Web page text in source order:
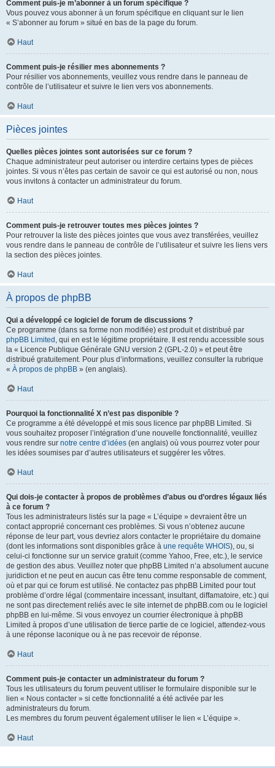
Comment puis-je m’abonner à un forum spécifique ?
Vous pouvez vous abonner à un forum spécifique en cliquant sur le lien
« S’abonner au forum » situé en bas de la page du forum.
Haut
Comment puis-je résilier mes abonnements ?
Pour résilier vos abonnements, veuillez vous rendre dans le panneau de
contrôle de l’utilisateur et suivre le lien vers vos abonnements.
Haut
Pièces jointes
Quelles pièces jointes sont autorisées sur ce forum ?
Chaque administrateur peut autoriser ou interdire certains types de pièces
jointes. Si vous n’êtes pas certain de savoir ce qui est autorisé ou non, nous
vous invitons à contacter un administrateur du forum.
Haut
Comment puis-je retrouver toutes mes pièces jointes ?
Pour retrouver la liste des pièces jointes que vous avez transférées, veuillez
vous rendre dans le panneau de contrôle de l’utilisateur et suivre les liens vers
la section des pièces jointes.
Haut
À propos de phpBB
Qui a développé ce logiciel de forum de discussions ?
Ce programme (dans sa forme non modifiée) est produit et distribué par
phpBB Limited , qui en est le légitime propriétaire. Il est rendu accessible sous
la « Licence Publique Générale GNU version 2 (GPL-2.0) » et peut être
distribué gratuitement. Pour plus d’informations, veuillez consulter la rubrique
« À propos de phpBB » (en anglais).
Haut
Pourquoi la fonctionnalité X n’est pas disponible ?
Ce programme a été développé et mis sous licence par phpBB Limited. Si
vous souhaitez proposer l’intégration d’une nouvelle fonctionnalité, veuillez
vous rendre sur notre centre d’idées (en anglais) où vous pourrez voter pour
les idées soumises par d’autres utilisateurs et suggérer les vôtres.
Haut
Qui dois-je contacter à propos de problèmes d’abus ou d’ordres légaux liés
à ce forum ?
Tous les administrateurs listés sur la page « L’équipe » devraient être un
contact approprié concernant ces problèmes. Si vous n’obtenez aucune
réponse de leur part, vous devriez alors contacter le propriétaire du domaine
(dont les informations sont disponibles grâce à une requête WHOIS), ou, si
celui-ci fonctionne sur un service gratuit (comme Yahoo, Free, etc.), le service
de gestion des abus. Veuillez noter que phpBB Limited n’a absolument aucune
juridiction et ne peut en aucun cas être tenu comme responsable de comment,
où et par qui ce forum est utilisé. Ne contactez pas phpBB Limited pour tout
problème d’ordre légal (commentaire incessant, insultant, diffamatoire, etc.) qui
ne sont pas directement reliés avec le site internet de phpBB.com ou le logiciel
phpBB en lui-même. Si vous envoyez un courrier électronique à phpBB
Limited à propos d’une utilisation de tierce partie de ce logiciel, attendez-vous
à une réponse laconique ou à ne pas recevoir de réponse.
Haut
Comment puis-je contacter un administrateur du forum ?
Tous les utilisateurs du forum peuvent utiliser le formulaire disponible sur le
lien « Nous contacter » si cette fonctionnalité a été activée par les
administrateurs du forum.
Les membres du forum peuvent également utiliser le lien « L’équipe ».
Haut